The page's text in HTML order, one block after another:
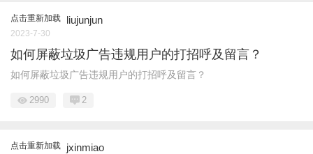
点击重新加载 liujunjun
2023-7-30
如何屏蔽垃圾广告违规用户的打招呼及留言？
如何屏蔽垃圾广告违规用户的打招呼及留言？
2990 2
点击重新加载 jxinmiao